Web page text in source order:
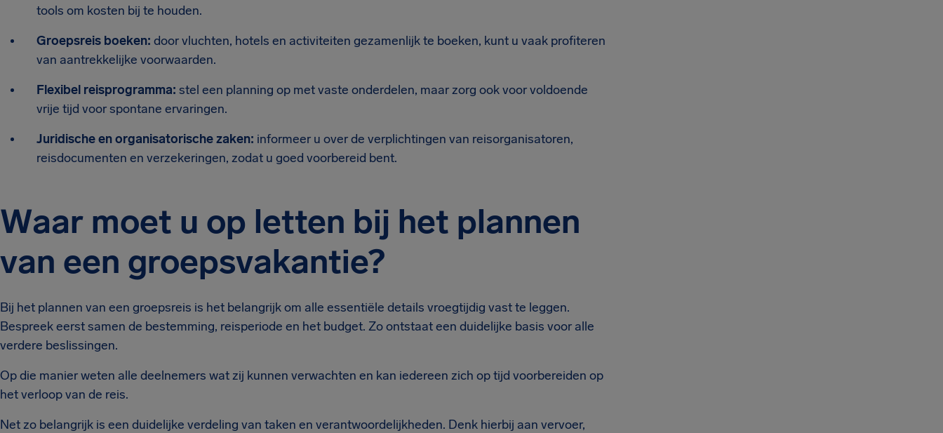
tools om kosten bij te houden.
Groepsreis boeken: door vluchten, hotels en activiteiten gezamenlijk te boeken, kunt u vaak profiteren
van aantrekkelijke voorwaarden.
Flexibel reisprogramma: stel een planning op met vaste onderdelen, maar zorg ook voor voldoende
vrije tijd voor spontane ervaringen.
Juridische en organisatorische zaken: informeer u over de verplichtingen van reisorganisatoren,
reisdocumenten en verzekeringen, zodat u goed voorbereid bent.
Waar moet u op letten bij het plannen
van een groepsvakantie?
Bij het plannen van een groepsreis is het belangrijk om alle essentiële details vroegtijdig vast te leggen.
Bespreek eerst samen de bestemming, reisperiode en het budget. Zo ontstaat een duidelijke basis voor alle
verdere beslissingen.
Op die manier weten alle deelnemers wat zij kunnen verwachten en kan iedereen zich op tijd voorbereiden op
het verloop van de reis.
Net zo belangrijk is een duidelijke verdeling van taken en verantwoordelijkheden. Denk hierbij aan vervoer,